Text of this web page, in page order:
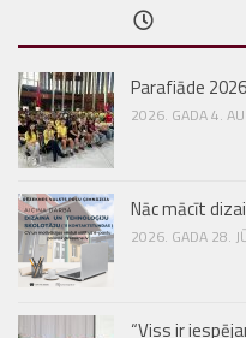
Parafiāde
2026. GADA 4.
Nāc mācīt
2026. GADA 28.
“Viss ir